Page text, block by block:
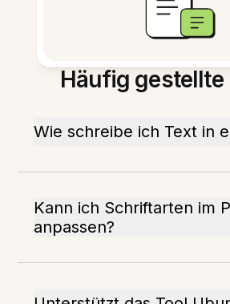
Häufig gestellte
Wie schreibe ich Text in
Kann ich Schriftarten im
anpassen?